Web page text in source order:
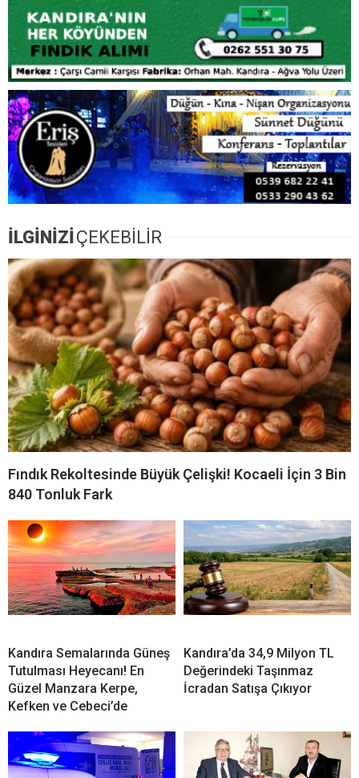
İLGİNİZİÇEKEBİLİR
Fındık Rekoltesinde Büyük Çelişki! Kocaeli İçin 3 Bin
840 Tonluk Fark
Kandıra Semalarında Güneş
Tutulması Heyecanı! En
Güzel Manzara Kerpe,
Kefken ve Cebeci’de
Kandıra’da 34,9 Milyon TL
Değerindeki Taşınmaz
İcradan Satışa Çıkıyor